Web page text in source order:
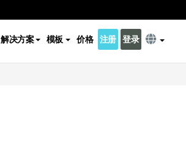
解决方案 模板 价格 注册 登录